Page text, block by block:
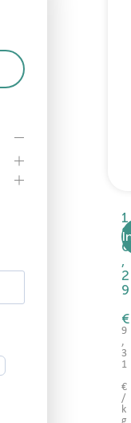
1
8
6
,
2
9
€
9
,
3
1
€
/
k